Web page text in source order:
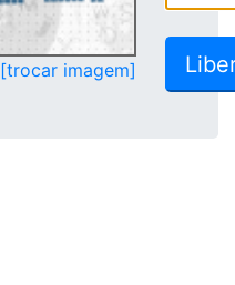
[trocar imagem]